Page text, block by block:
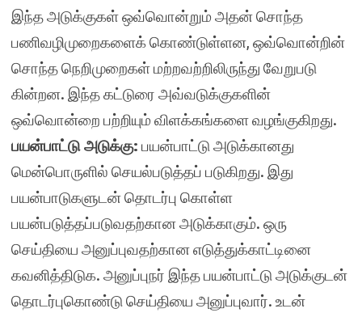
இந்த அடுக்குகள் ஒவ்வொன்றும் அதன் சொந்த
பணிவழிமுறைகளைக் கொண்டுள்ளன, ஒவ்வொன்றின்
சொந்த நெறிமுறைகள் மற்றவற்றிலிருந்து வேறுபடு
கின்றன. இந்த கட்டுரை அவ்வடுக்குகளின்
ஒவ்வொன்றை பற்றியும் விளக்கங்களை வழங்குகிறது.
பயன்பாட்டு அடுக்கு: பயன்பாட்டு அடுக்கானது
மென்பொருளில் செயல்படுத்தப் படுகிறது. இது
பயன்பாடுகளுடன் தொடர்பு கொள்ள
பயன்படுத்தப்படுவதற்கான அடுக்காகும். ஒரு
செய்தியை அனுப்புவதற்கான எடுத்துக்காட்டினை
கவனித்திடுக. அனுப்புநர் இந்த பயன்பாட்டு அடுக்குடன்
தொடர்புகொண்டு செய்தியை அனுப்புவார். உடன்